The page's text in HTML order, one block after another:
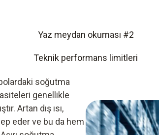
Yaz meydan okuması #2
Teknik performans limitleri
soğutma
genellikle
Artan dış ısı,
eder ve bu da hem